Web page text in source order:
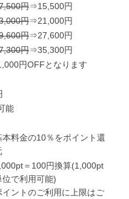
円⇒15,500円
円⇒21,000円
円⇒27,600円
円⇒35,300円
円OFFとなります
能
本料金の10％をポイント還
＝100円換算(1,000pt
位で利用可能)
イントのご利用に上限はご